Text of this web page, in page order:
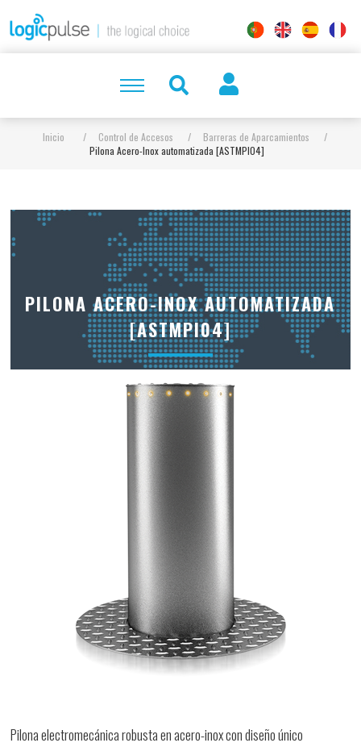
Inicio / Control de Accesos / Barreras de Aparcamientos
/
Pilona Acero-Inox automatizada [ASTMPI04]
PILONA ACERO-INOX AUTOMATIZADA
[ASTMPI04]
Pilona electromecánica robusta en acero-inox con diseño único